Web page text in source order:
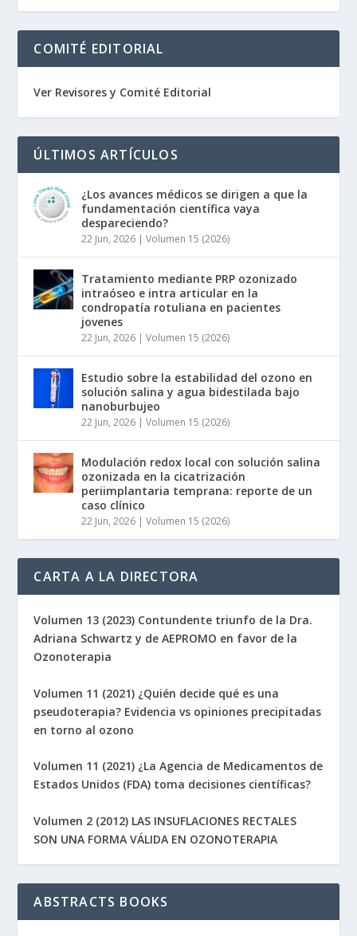
COMITÉ EDITORIAL
Ver Revisores y Comité Editorial
ÚLTIMOS ARTÍCULOS
¿Los avances médicos se dirigen a que la
fundamentación científica vaya
despareciendo?
22 Jun, 2026 |Volumen 15 (2026)
Tratamiento mediante PRP ozonizado
intraóseo e intra articular en la
condropatía rotuliana en pacientes
jovenes
22 Jun, 2026 |Volumen 15 (2026)
Estudio sobre la estabilidad del ozono en
solución salina y agua bidestilada bajo
nanoburbujeo
22 Jun, 2026 |Volumen 15 (2026)
Modulación redox local con solución salina
ozonizada en la cicatrización
periimplantaria temprana: reporte de un
caso clínico
22 Jun, 2026 |Volumen 15 (2026)
CARTA A LA DIRECTORA
Volumen 13 (2023) Contundente triunfo de la Dra.
Adriana Schwartz y de AEPROMO en favor de la
Ozonoterapia
Volumen 11 (2021) ¿Quién decide qué es una
pseudoterapia? Evidencia vs opiniones precipitadas
en torno al ozono
Volumen 11 (2021) ¿La Agencia de Medicamentos de
Estados Unidos (FDA) toma decisiones científicas?
Volumen 2 (2012) LAS INSUFLACIONES RECTALES
SON UNA FORMA VÁLIDA EN OZONOTERAPIA
ABSTRACTS BOOKS